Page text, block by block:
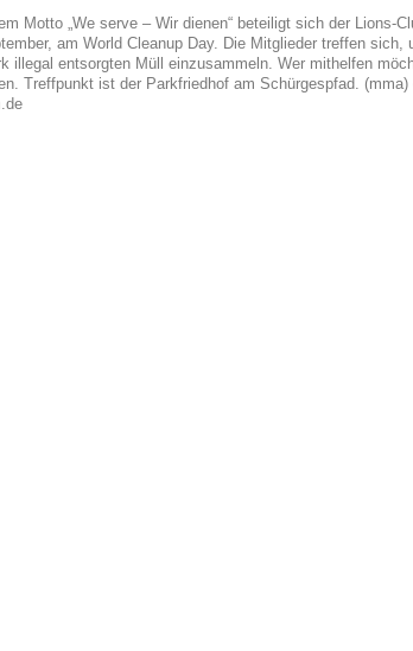
Motto „We serve – Wir dienen“ beteiligt sich der Lions-
am World Cleanup Day. Die Mitglieder treffen sich,
illegal entsorgten Müll einzusammeln. Wer mithelfen
Treffpunkt ist der Parkfriedhof am Schürgespfad.